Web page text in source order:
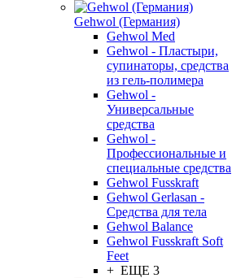
Gehwol (Германия)
Gehwol Med
Gehwol - Пластыри,
супинаторы, средства
из гель-полимера
Gehwol -
Универсальные
средства
Gehwol -
Профессиональные и
специальные средства
Gehwol Fusskraft
Gehwol Gerlasan -
Средства для тела
Gehwol Balance
Gehwol Fusskraft Soft
Feet
+ ЕЩЕ 3